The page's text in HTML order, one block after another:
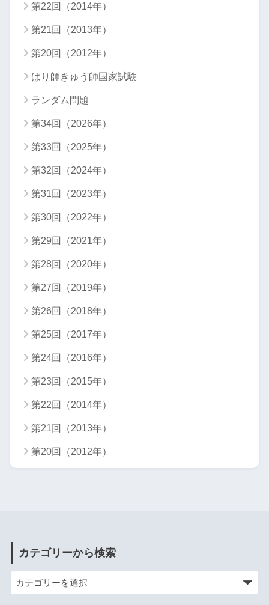
第22回（2014年）
第21回（2013年）
第20回（2012年）
はり師きゅう師国家試験
ランダム問題
第34回（2026年）
第33回（2025年）
第32回（2024年）
第31回（2023年）
第30回（2022年）
第29回（2021年）
第28回（2020年）
第27回（2019年）
第26回（2018年）
第25回（2017年）
第24回（2016年）
第23回（2015年）
第22回（2014年）
第21回（2013年）
第20回（2012年）
カテゴリーから検索